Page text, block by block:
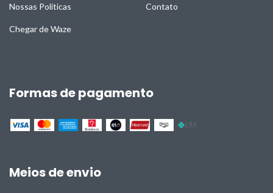
Nossas Políticas Contato
Chegar de Waze
Formas de pagamento
Meios de envio